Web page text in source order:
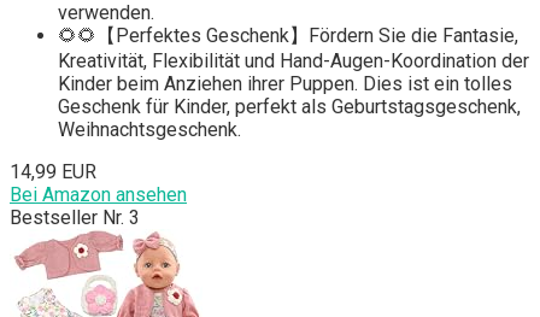
verwenden.
🌻🌻【Perfektes Geschenk】Fördern Sie die Fantasie,
Kreativität, Flexibilität und Hand-Augen-Koordination der
Kinder beim Anziehen ihrer Puppen. Dies ist ein tolles
Geschenk für Kinder, perfekt als Geburtstagsgeschenk,
Weihnachtsgeschenk.
14,99 EUR
Bei Amazon ansehen
Bestseller Nr. 3